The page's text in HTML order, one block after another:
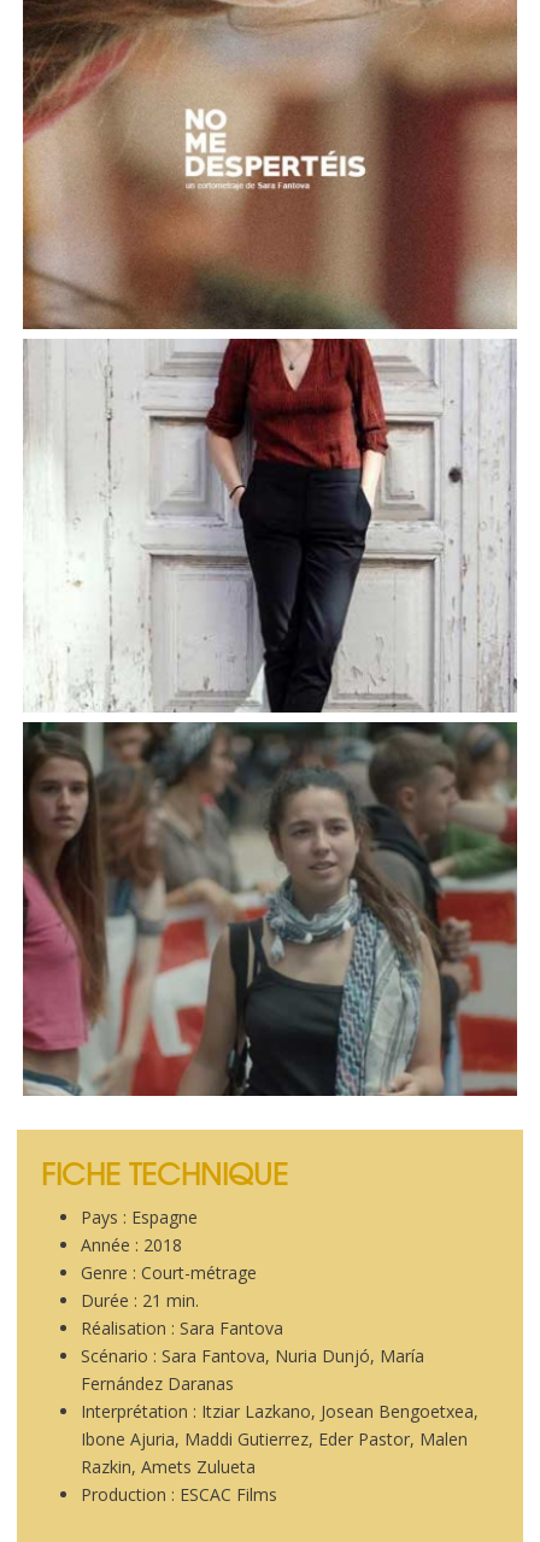
FICHE TECHNIQUE
Pays : Espagne
Année : 2018
Genre : Court-métrage
Durée : 21 min.
Réalisation : Sara Fantova
Scénario : Sara Fantova, Nuria Dunjó, María
Fernández Daranas
Interprétation : Itziar Lazkano, Josean Bengoetxea,
Ibone Ajuria, Maddi Gutierrez, Eder Pastor, Malen
Razkin, Amets Zulueta
Production : ESCAC Films